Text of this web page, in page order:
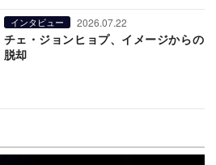
インタビュー 2026.07.22
チェ・ジョンヒョプ、イメージからの
脱却